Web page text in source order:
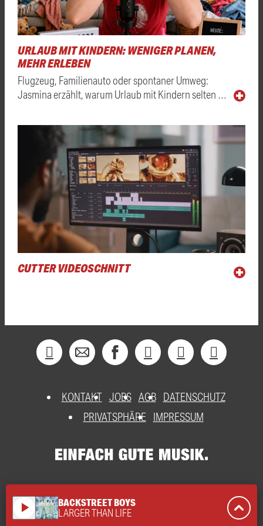
URLAUB MIT KINDERN: WENIGER PLANEN,
MEHR ERLEBEN
Flugzeug, Familienauto oder spontaner Umweg:
Jasmina erzählt, warum Urlaub mit Kindern selten …
CUTTER VIDEOSCHNITT
KONTAKT JOBS AGB DATENSCHUTZ
PRIVATSPHÄRE
IMPRESSUM
play_arrow BACKSTREET BOYS
LARGER THAN LIFE